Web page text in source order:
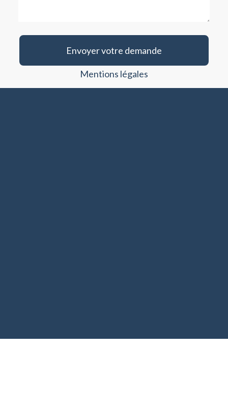
Envoyer votre demande
Mentions légales